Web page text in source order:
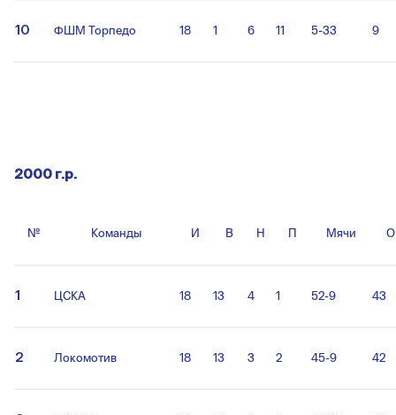
10 ФШМ Торпедо 18 1 6 11 5-33 9
2000 г.р.
№ Команды И В Н П Мячи О
1 ЦСКА 18 13 4 1 52-9 43
2 Локомотив 18 13 3 2 45-9 42